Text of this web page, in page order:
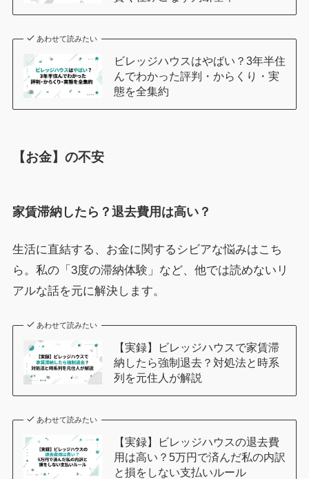
あわせて読みたい
ビレッジハウスはやばい？3年半住
んでわかった評判・からくり・実
態を全集約
【お金】の不安
家賃滞納したら？退去費用は高い？
生活に直結する、お金に関するシビアな悩みはこち
ら。私の「3度の滞納体験」など、他では読めないリ
アルな話を元に解決します。
あわせて読みたい
【実録】ビレッジハウスで家賃滞
納したら強制退去？対処法と時系
列を元住人が解説
あわせて読みたい
【実録】ビレッジハウスの退去費
用は高い？5万円で済んだ私の内訳
と損をしない支払いルール